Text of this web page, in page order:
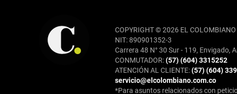
COPYRIGHT © 2026 EL COLOMBIANO
NIT: 890901352-3
Carrera 48 N° 30 Sur - 119, Envigado,
CONMUTADOR:(57) (604) 3315252
ATENCIÓN AL CLIENTE:(57) (604)
servicio@elcolombiano.com.co
*Para asuntos relacionados con